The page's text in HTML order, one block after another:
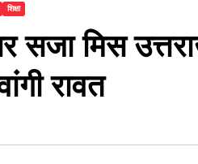
शिक्षा
सजा मिस
रावत